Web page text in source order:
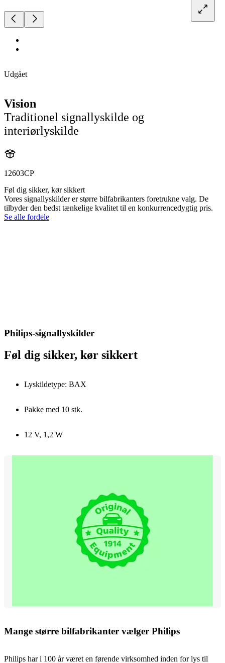
Udgået
Vision
Traditionel signallyskilde og
interiørlyskilde
12603CP
Føl dig sikker, kør sikkert
Vores signallyskilder er større bilfabrikanters foretrukne valg. De
tilbyder den bedst tænkelige kvalitet til en konkurrencedygtig pris.
Se alle fordele
Philips-signallyskilder
Føl dig sikker, kør sikkert
Lyskildetype: BAX
Pakke med 10 stk.
12 V, 1,2 W
Mange større bilfabrikanter vælger Philips
Philips har i 100 år været en førende virksomhed inden for lys til